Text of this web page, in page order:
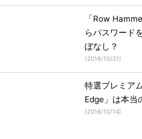
「Row
らパスワード
ぼなし？
(2016/10/21)
特選プレミア
Edge」は本当
(2016/10/14)